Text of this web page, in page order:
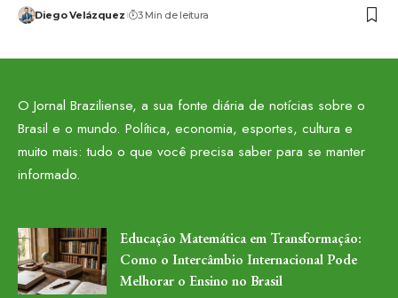
Diego Velázquez 3 Min de leitura
O Jornal Braziliense, a sua fonte diária de notícias sobre o
Brasil e o mundo. Política, economia, esportes, cultura e
muito mais: tudo o que você precisa saber para se manter
informado.
Educação Matemática em Transformação:
Como o Intercâmbio Internacional Pode
Melhorar o Ensino no Brasil